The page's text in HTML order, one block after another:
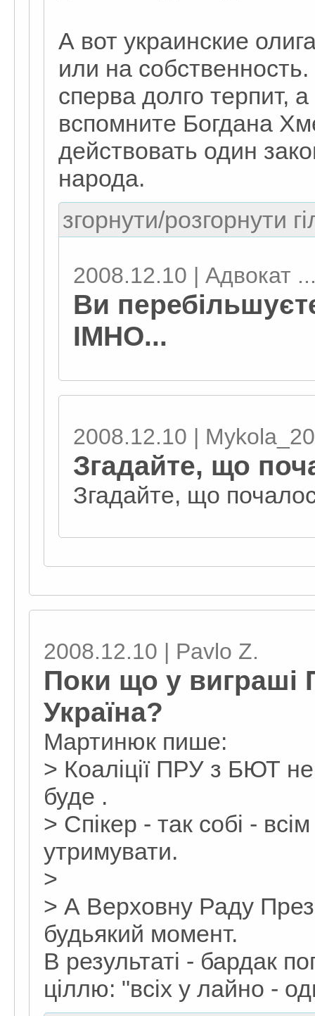
А вот украинские
или на
сперва долго терпит,
вспомните Богдана
действовать один
народа.
згорнути/розгорнути
2008.12.10 | Адвокат
Ви
ІМНО...
2008.12.10 |
Згадайте, що
Згадайте, що
2008.12.10 | Pavlo Z.
Поки що у виграші
Україна?
Мартинюк пише:
> Коаліції ПРУ з БЮТ
буде .
> Спікер - так собі -
утримувати.
>
> А Верховну Раду
будьякий момент.
В результаті - бардак
ціллю: "всіх у лайно -